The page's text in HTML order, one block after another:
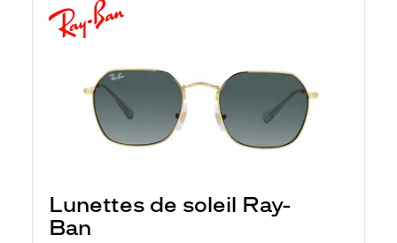
Lunettes de soleil Ray-
Ban